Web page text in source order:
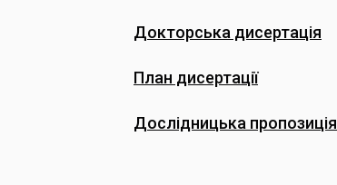
Докторська дисертація
План дисертації
Дослідницька пропозиція